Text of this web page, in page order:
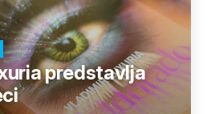
predstavlja